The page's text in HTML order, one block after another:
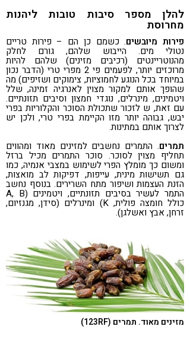
להלן מספר סיבות טובות ליהנות
מחרוסת
פירות מיובשים. כשמם כן הם – פירות טריים
נטולי מים. הייבוש שלהם, גורם לחלק
מהנוטריינטים (רכיבים מזינים) שלהם להיות
מרוכזים יותר, לפעמים פי 2 מפרי טרי (הדבר נכון
במיוחד בכל הנוגע לחמוציות, צימוקים ושזיפים) מה
שהופך אותם למקור מצוין לאנרגיה זמינה, שלל
ויטמינים, מינרלים, נוגדי חמצון וסיבים תזונתיים.
עם זאת, ש לזכור שתכולת הסוכר והקלוריות בפרי
יבש, גבוהה יותר מזו הקיימת בפרי טרי, ולכן יש
לצרוך אותם במתינות.
תמרים. התמרים נחשבים למזינים מאוד ומהווים
תחליף מצוין לסוכר. סוכר התמרים מכיל ברזל
ומשום כך מומלץ הפרי לשימוש במצבי אנמיה, כמו
גם תשישות מינית, עייפות, דפיקות לב מואצות,
הזנת העצמות ושיפור מתח השרירים. בנוסף נחשב
התמר לעשיר בסיבים תזונתיים, ויטמינים (A, B
כולל חומצה פולית, K) ומינרלים (סידן, מגנזיום,
זרחן, אבץ ואשלגן).
מזינים מאוד. תמרים (123RF)